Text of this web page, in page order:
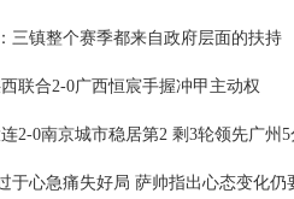
三镇整个赛季都来自政府层面的扶持
联合2-0广西恒宸手握冲甲主动权
2-0南京城市稳居第2 剩3轮领先广州5
于心急痛失好局 萨帅指出心态变化仍